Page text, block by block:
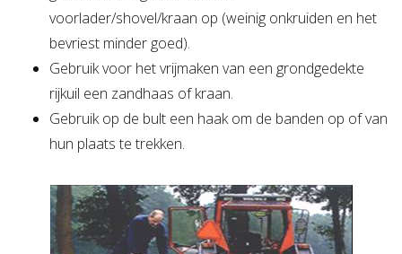
voorlader/shovel/kraan op (weinig onkruiden en het
bevriest minder goed).
Gebruik voor het vrijmaken van een grondgedekte
rijkuil een zandhaas of kraan.
Gebruik op de bult een haak om de banden op of van
hun plaats te trekken.